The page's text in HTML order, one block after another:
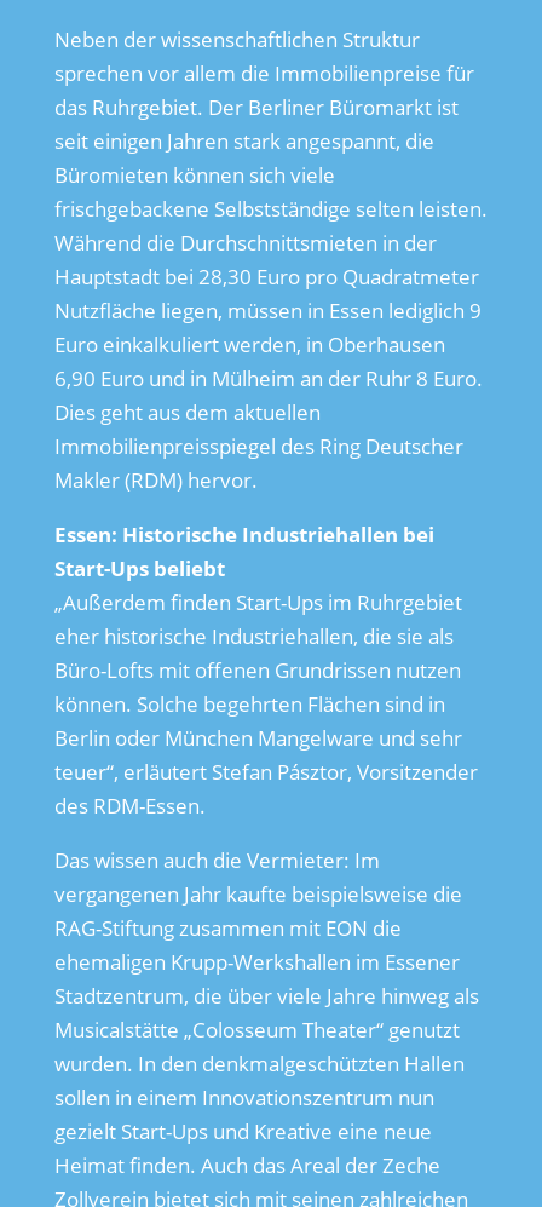
Neben der wissenschaftlichen Struktur
sprechen vor allem die Immobilienpreise für
das Ruhrgebiet. Der Berliner Büromarkt ist
seit einigen Jahren stark angespannt, die
Büromieten können sich viele
frischgebackene Selbstständige selten leisten.
Während die Durchschnittsmieten in der
Hauptstadt bei 28,30 Euro pro Quadratmeter
Nutzfläche liegen, müssen in Essen lediglich 9
Euro einkalkuliert werden, in Oberhausen
6,90 Euro und in Mülheim an der Ruhr 8 Euro.
Dies geht aus dem aktuellen
Immobilienpreisspiegel des Ring Deutscher
Makler (RDM) hervor.
Essen: Historische Industriehallen bei
Start-Ups beliebt
„Außerdem finden Start-Ups im Ruhrgebiet
eher historische Industriehallen, die sie als
Büro-Lofts mit offenen Grundrissen nutzen
können. Solche begehrten Flächen sind in
Berlin oder München Mangelware und sehr
teuer“, erläutert Stefan Pásztor, Vorsitzender
des RDM-Essen.
Das wissen auch die Vermieter: Im
vergangenen Jahr kaufte beispielsweise die
RAG-Stiftung zusammen mit EON die
ehemaligen Krupp-Werkshallen im Essener
Stadtzentrum, die über viele Jahre hinweg als
Musicalstätte „Colosseum Theater“ genutzt
wurden. In den denkmalgeschützten Hallen
sollen in einem Innovationszentrum nun
gezielt Start-Ups und Kreative eine neue
Heimat finden. Auch das Areal der Zeche
Zollverein bietet sich mit seinen zahlreichen